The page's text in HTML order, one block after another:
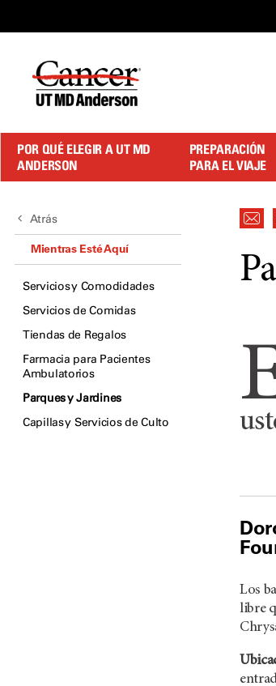
Content
POR QUÉ ELEGIR A UT MD
ANDERSON
PREPARACIÓN
PARA EL VIAJE
Atrás
Mientras Esté Aquí
Servicios y Comodidades
Servicios de Comidas
Tiendas de Regalos
Farmacia para Pacientes
Ambulatorios
Parques y Jardines
Capillas y Servicios de Culto
Los
libre